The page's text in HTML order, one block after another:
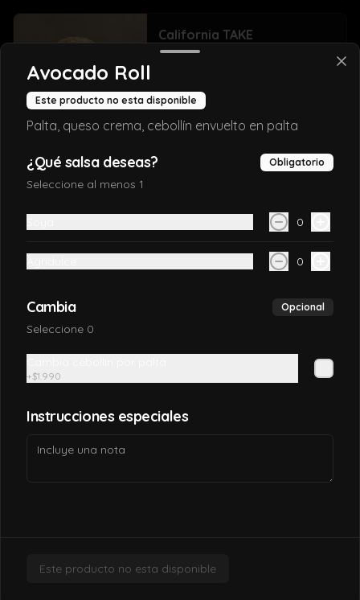
California TAKE
Salmón, queso crema, y cebollín, envuelto
$7.690
$7.990
sésamo o ciboulette.
$7.490
Avocado Roll
Este producto no esta disponible
Palta, queso crema, cebollín envuelto en palta
¿Qué salsa deseas? Obligatorio
Seleccione al menos 1
0
0
Cambia Opcional
Seleccione 0
+$1.990
Instrucciones especiales
Este producto no esta disponible